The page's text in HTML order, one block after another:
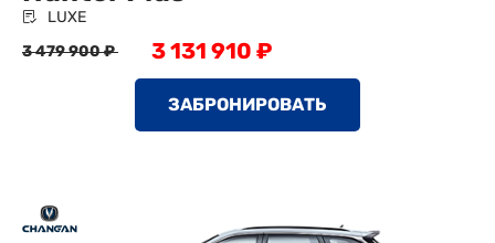
LUXE
3 479 900 ₽
3 131 910 ₽
ЗАБРОНИРОВАТЬ